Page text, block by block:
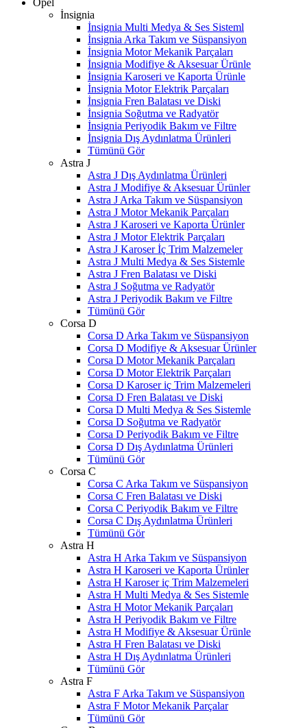
Opel
İnsignia
İnsignia Multi Medya & Ses Sisteml
İnsignia Arka Takım ve Süspansiyon
İnsignia Motor Mekanik Parçaları
İnsignia Modifiye & Aksesuar Ürünle
İnsignia Karoseri ve Kaporta Ürünle
İnsignia Motor Elektrik Parçaları
İnsignia Fren Balatası ve Diski
İnsignia Soğutma ve Radyatör
İnsignia Periyodik Bakım ve Filtre
İnsignia Dış Aydınlatma Ürünleri
Tümünü Gör
Astra J
Astra J Dış Aydınlatma Ürünleri
Astra J Modifiye & Aksesuar Ürünler
Astra J Arka Takım ve Süspansiyon
Astra J Motor Mekanik Parçaları
Astra J Karoseri ve Kaporta Ürünler
Astra J Motor Elektrik Parçaları
Astra J Karoser İç Trim Malzemeler
Astra J Multi Medya & Ses Sistemle
Astra J Fren Balatası ve Diski
Astra J Soğutma ve Radyatör
Astra J Periyodik Bakım ve Filtre
Tümünü Gör
Corsa D
Corsa D Arka Takım ve Süspansiyon
Corsa D Modifiye & Aksesuar Ürünler
Corsa D Motor Mekanik Parçaları
Corsa D Motor Elektrik Parçaları
Corsa D Karoser iç Trim Malzemeleri
Corsa D Fren Balatası ve Diski
Corsa D Multi Medya & Ses Sistemle
Corsa D Soğutma ve Radyatör
Corsa D Periyodik Bakım ve Filtre
Corsa D Dış Aydınlatma Ürünleri
Tümünü Gör
Corsa C
Corsa C Arka Takım ve Süspansiyon
Corsa C Fren Balatası ve Diski
Corsa C Periyodik Bakım ve Filtre
Corsa C Dış Aydınlatma Ürünleri
Tümünü Gör
Astra H
Astra H Arka Takım ve Süspansiyon
Astra H Karoseri ve Kaporta Ürünler
Astra H Karoser iç Trim Malzemeleri
Astra H Multi Medya & Ses Sistemle
Astra H Motor Mekanik Parçaları
Astra H Periyodik Bakım ve Filtre
Astra H Modifiye & Aksesuar Ürünle
Astra H Fren Balatası ve Diski
Astra H Dış Aydınlatma Ürünleri
Tümünü Gör
Astra F
Astra F Arka Takım ve Süspansiyon
Astra F Motor Mekanik Parçalar
Tümünü Gör